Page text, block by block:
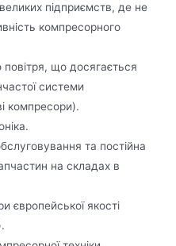
підприємств, де не
компресорного
повітря, що досягається
системи
компресори).
та постійна
на складах в
європейської якості